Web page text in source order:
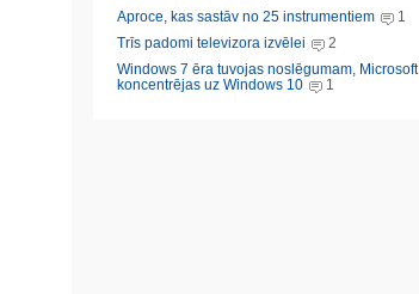
Aproce, kas sastāv no 25 instrumentiem
1
Trīs padomi televizora izvēlei
2
Windows 7 ēra tuvojas noslēgumam, Microsoft
koncentrējas uz Windows 10
1